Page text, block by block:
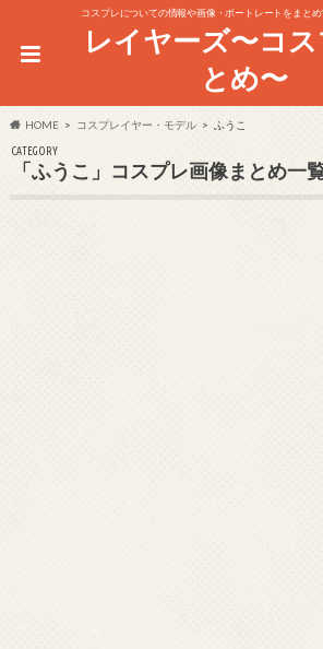
コスプレについての情報や画像・ポートレートをまとめ
レイヤーズ〜コス
とめ〜
HOME コスプレイヤー・モデル ふうこ
CATEGORY
「ふうこ」コスプレ画像まとめ一